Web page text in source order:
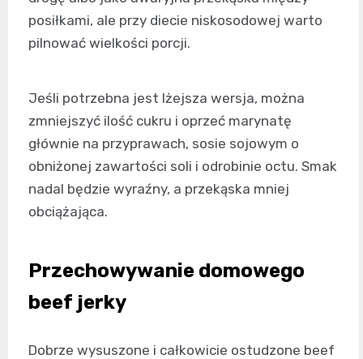
posiłkami, ale przy diecie niskosodowej warto
pilnować wielkości porcji.
Jeśli potrzebna jest lżejsza wersja, można
zmniejszyć ilość cukru i oprzeć marynatę
głównie na przyprawach, sosie sojowym o
obniżonej zawartości soli i odrobinie octu. Smak
nadal będzie wyraźny, a przekąska mniej
obciążająca.
Przechowywanie domowego
beef jerky
Dobrze wysuszone i całkowicie ostudzone beef